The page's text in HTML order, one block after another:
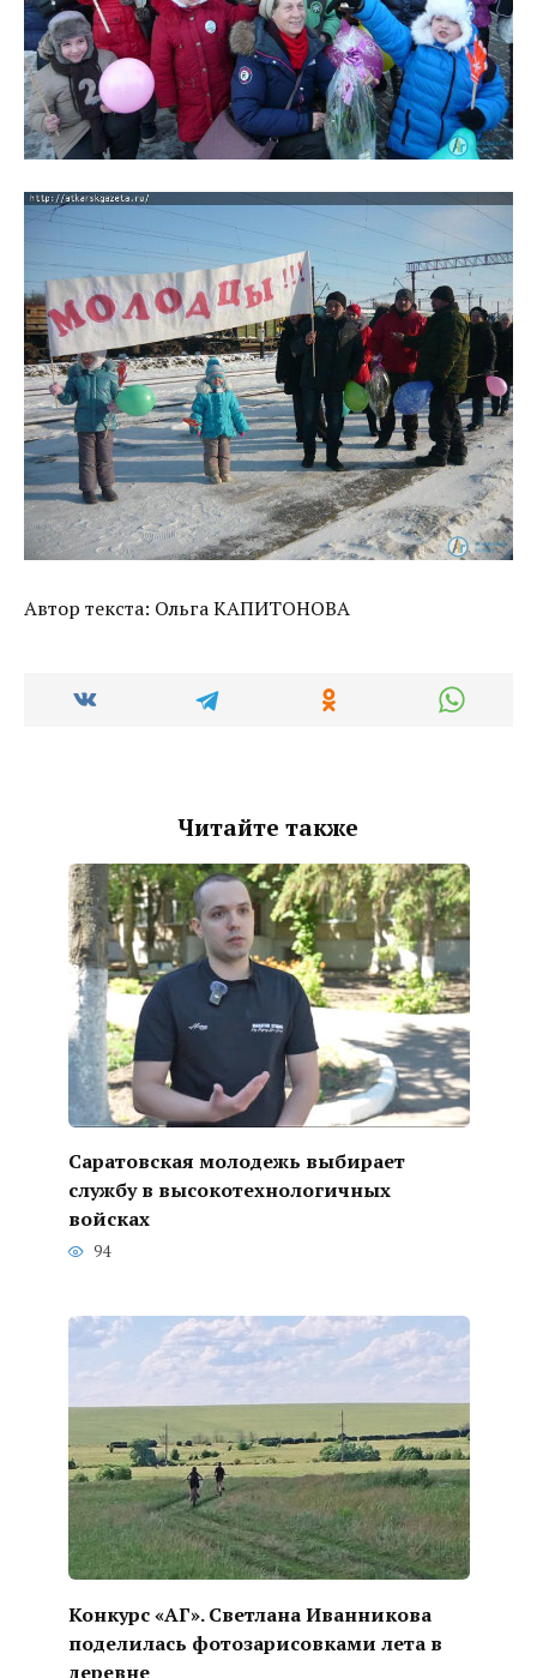
Автор текста: Ольга КАПИТОНОВА
Читайте также
Саратовская молодежь выбирает
службу в высокотехнологичных
войсках
94
Конкурс «АГ». Светлана Иванникова
поделилась фотозарисовками лета в
деревне